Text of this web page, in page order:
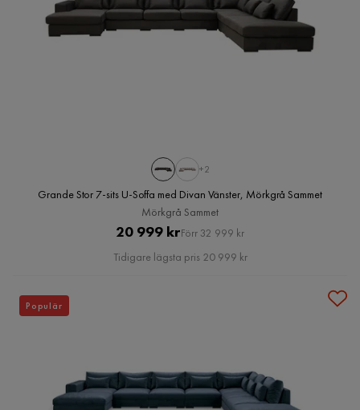
+2
Grande Stor 7-sits U-Soffa med Divan Vänster, Mörkgrå Sammet
Mörkgrå Sammet
Pris
20 999 krOriginal
Pris
Förr 32 999 kr
Tidigare lägsta pris 20 999 kr
Populär